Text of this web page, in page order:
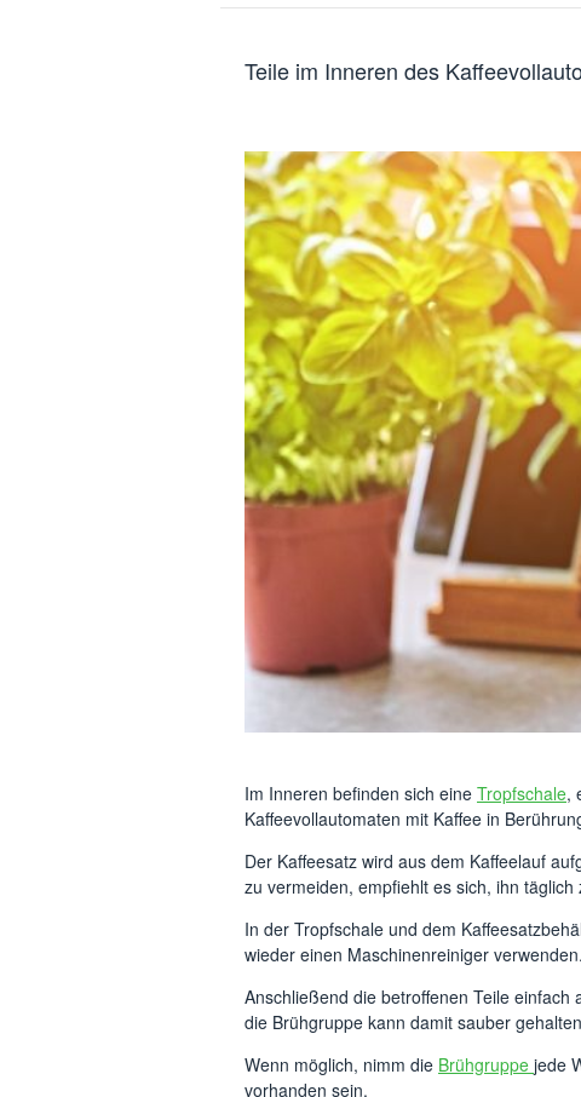
Teile im Inneren des
Im Inneren befinden sich eine Tropfschale,
Kaffeevollautomaten mit Kaffee in
Der Kaffeesatz wird aus dem Kaffeelauf
zu vermeiden, empfiehlt es sich, ihn
In der Tropfschale und dem
wieder einen Maschinenreiniger verwenden.
Anschließend die betroffenen Teile
die Brühgruppe kann damit sauber
Wenn möglich, nimm die Brühgruppe jede
vorhanden sein.